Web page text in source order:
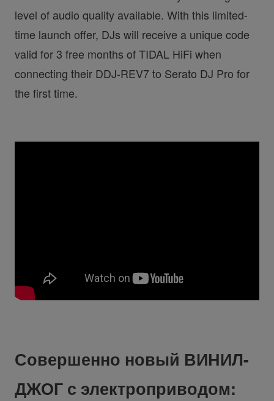
level of audio quality available. With this limited-
time launch offer, DJs will receive a unique code
valid for 3 free months of TIDAL HiFi when
connecting their DDJ-REV7 to Serato DJ Pro for
the first time.
Совершенно новый ВИНИЛ-
ДЖОГ с электроприводом: